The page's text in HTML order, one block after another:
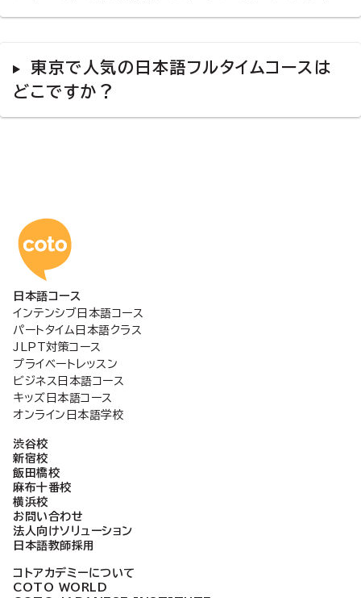
東京で人気の日本語フルタイムコースは
どこですか？
コトアカデミー日本語
日本語コース
インテンシブ日本語コース
パートタイム日本語クラス
JLPT対策コース
プライベートレッスン
ビジネス日本語コース
キッズ日本語コース
オンライン日本語学校
渋谷校
新宿校
飯田橋校
麻布十番校
横浜校
お問い合わせ
法人向けソリューション
日本語教師採用
コトアカデミーについて
COTO WORLD